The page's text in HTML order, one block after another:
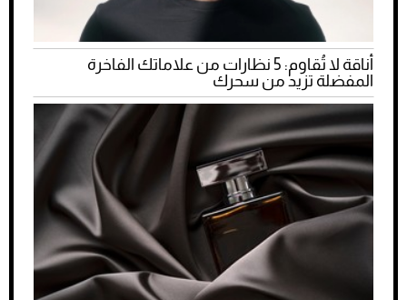
أناقة لا تُقاوم: 5 نظارات من علاماتك الفاخرة
المفضلة تزيد من سحرك